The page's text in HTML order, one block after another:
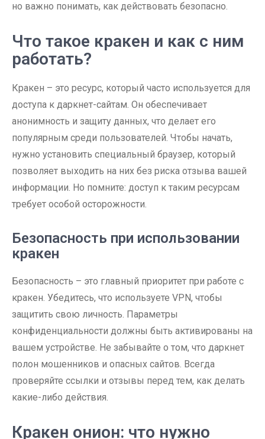
но важно понимать, как действовать безопасно.
Что такое кракен и как с ним
работать?
Кракен – это ресурс, который часто используется для
доступа к даркнет-сайтам. Он обеспечивает
анонимность и защиту данных, что делает его
популярным среди пользователей. Чтобы начать,
нужно установить специальный браузер, который
позволяет выходить на них без риска отзыва вашей
информации. Но помните: доступ к таким ресурсам
требует особой осторожности.
Безопасность при использовании
кракен
Безопасность – это главный приоритет при работе с
кракен. Убедитесь, что используете VPN, чтобы
защитить свою личность. Параметры
конфиденциальности должны быть активированы на
вашем устройстве. Не забывайте о том, что даркнет
полон мошенников и опасных сайтов. Всегда
проверяйте ссылки и отзывы перед тем, как делать
какие-либо действия.
Кракен онион: что нужно